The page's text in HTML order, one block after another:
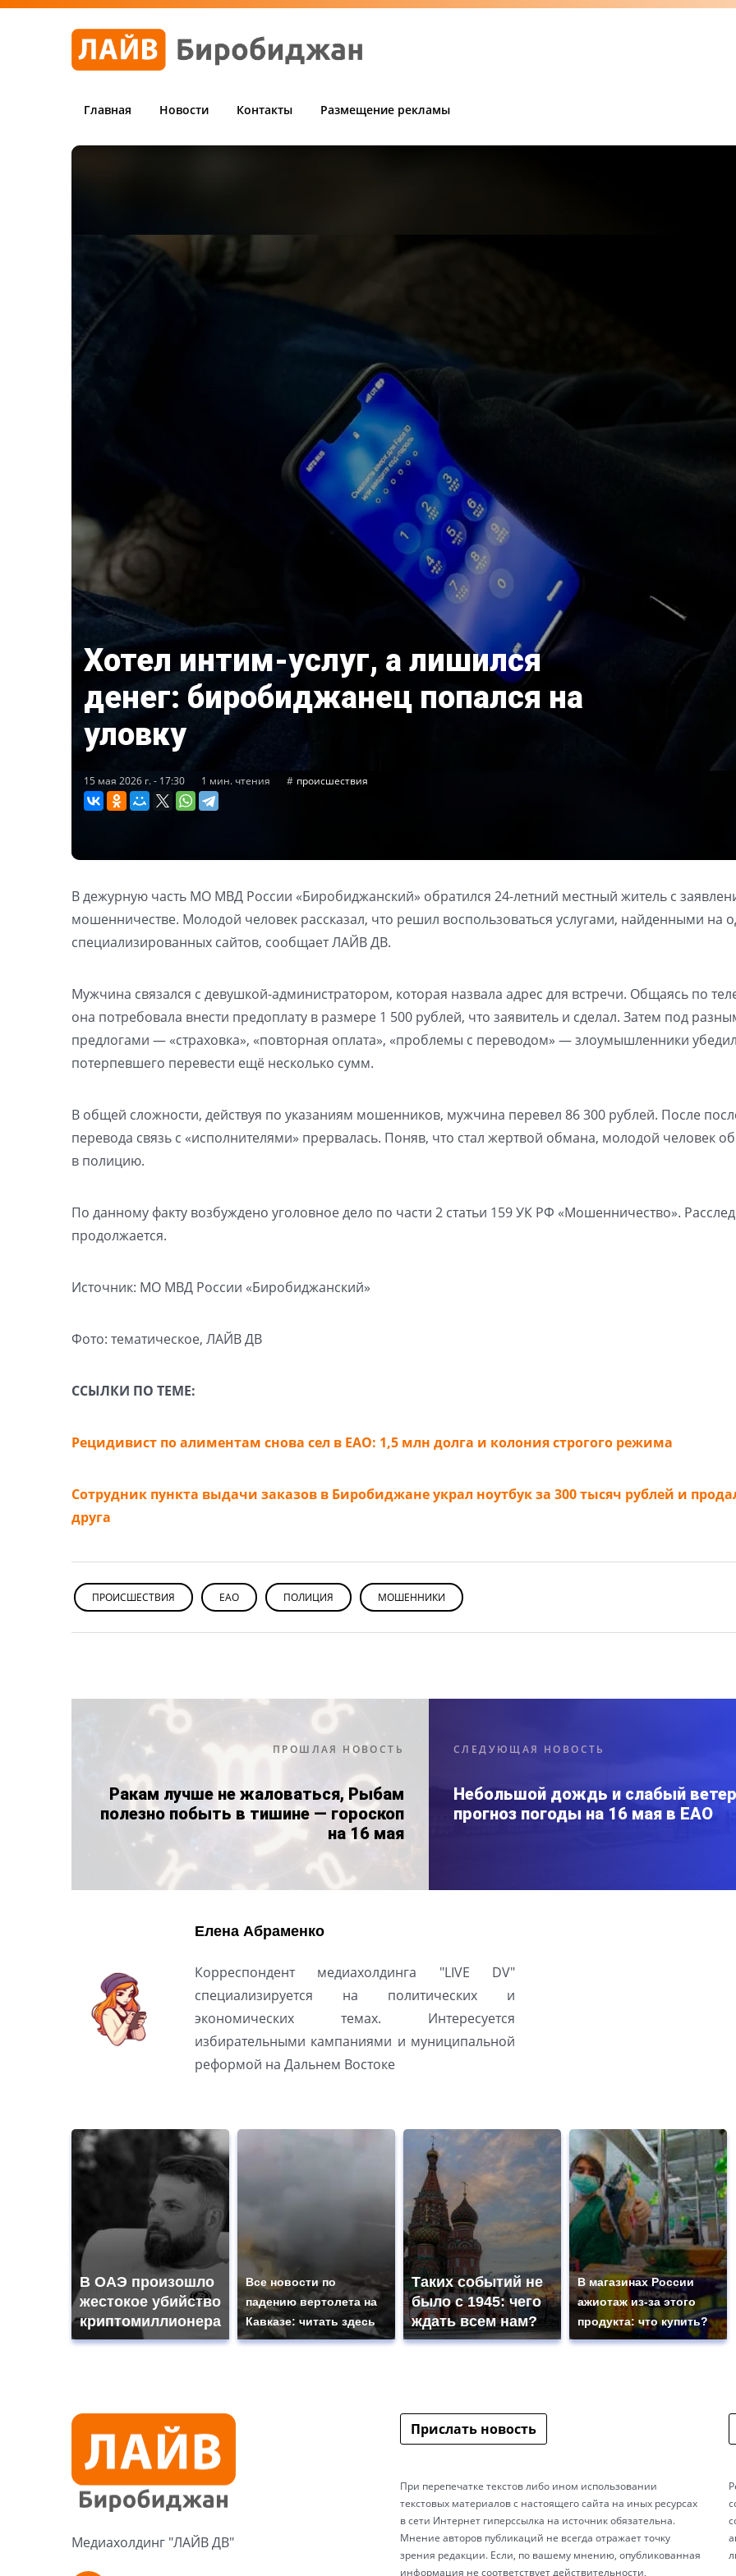
Главная Новости Контакты Размещение рекламы
Хотел интим-услуг, а лишился
денег: биробиджанец попался на
уловку
15 мая 2026 г. - 17:30 1 мин. чтения происшествия
В дежурную часть МО МВД России «Биробиджанский» обратился 24-летний местный житель с
мошенничестве. Молодой человек рассказал, что решил воспользоваться услугами, найденными на
специализированных сайтов, сообщает ЛАЙВ ДВ.
Мужчина связался с девушкой-администратором, которая назвала адрес для встречи. Общаясь по
она потребовала внести предоплату в размере 1 500 рублей, что заявитель и сделал. Затем под
предлогами — «страховка», «повторная оплата», «проблемы с переводом» — злоумышленники
потерпевшего перевести ещё несколько сумм.
В общей сложности, действуя по указаниям мошенников, мужчина перевел 86 300 рублей. После
перевода связь с «исполнителями» прервалась. Поняв, что стал жертвой обмана, молодой человек
в полицию.
По данному факту возбуждено уголовное дело по части 2 статьи 159 УК РФ «Мошенничество».
продолжается.
Источник: МО МВД России «Биробиджанский»
Фото: тематическое, ЛАЙВ ДВ
ССЫЛКИ ПО ТЕМЕ:
Рецидивист по алиментам снова сел в ЕАО: 1,5 млн долга и колония строгого режима
Сотрудник пункта выдачи заказов в Биробиджане украл ноутбук за 300 тысяч рублей и
друга
ПРОИСШЕСТВИЯ ЕАО ПОЛИЦИЯ МОШЕННИКИ
ПРОШЛАЯ НОВОСТЬ
Ракам лучше не жаловаться, Рыбам
полезно побыть в тишине — гороскоп
на 16 мая
СЛЕДУЮЩАЯ НОВОСТЬ
Небольшой дождь и слабый
прогноз погоды на 16 мая в ЕАО
Елена Абраменко
Корреспондент медиахолдинга "LIVE DV"
специализируется на политических и
экономических темах. Интересуется
избирательными кампаниями и муниципальной
реформой на Дальнем Востоке
В ОАЭ произошло
жестокое убийство
криптомиллионера
Все новости по
падению вертолета на
Кавказе: читать здесь
Таких событий не
было с 1945: чего
ждать всем нам?
В магазинах России
ажиотаж из-за этого
продукта: что купить?
Медиахолдинг "ЛАЙВ ДВ"
Прислать новость
При перепечатке текстов либо ином использовании
текстовых материалов с настоящего сайта на иных ресурсах
в сети Интернет гиперссылка на источник обязательна.
Мнение авторов публикаций не всегда отражает точку
зрения редакции. Если, по вашему мнению, опубликованная
информация не соответствует действительности,